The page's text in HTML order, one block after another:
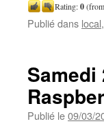
Rating:0
Publié dans local,
Publié le09/03/